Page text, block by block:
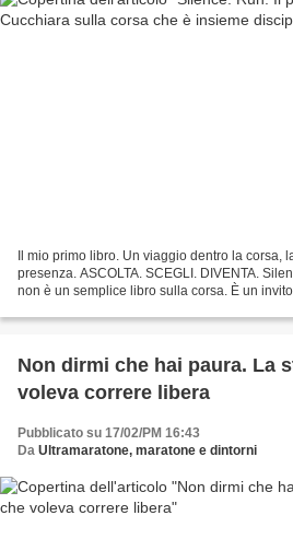
Il mio primo libro. Un viaggio dentro la corsa,
presenza. ASCOLTA. SCEGLI. DIVENTA.
non è un semplice libro sulla corsa. È un
Non dirmi che hai paura. La
voleva correre libera
Pubblicato su 17/02/PM 16:43
Da Ultramaratone, maratone e dintorni